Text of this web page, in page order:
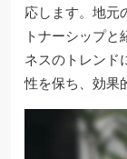
応します。地元
トナーシップ
ネスのトレンド
性を保ち、効果